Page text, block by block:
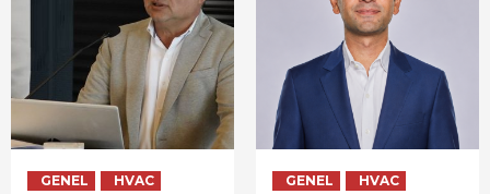
GENEL HVAC GENEL HVAC